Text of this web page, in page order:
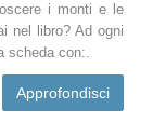
i monti e le
nel libro? Ad ogni
scheda con:.
Approfondisci